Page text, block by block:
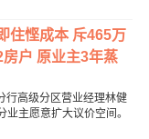
住悭成本 斥465万
户 原业主3年蒸
行高级分区营业经理林健
主愿意扩大议价空间。